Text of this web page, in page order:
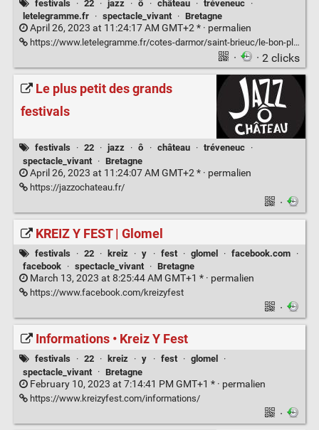
festivals · 22 · jazz · ô · château · tréveneuc
·
letelegramme.fr
· spectacle_vivant · Bretagne
April 26, 2023 at 11:24:17 AM GMT+2 * · permalien
https://www.letelegramme.fr/cotes-darmor/saint-brieuc/le-bon-plan-la-grosse-affiche-de-jazz-o-chateau-vendredi-28-et-samedi-29-avril-a-treveneuc-26-04-2023-13325656.php
· · 2 clicks
Le plus petit des grands
festivals
festivals · 22 · jazz · ô · château · tréveneuc
·
spectacle_vivant
· Bretagne
April 26, 2023 at 11:24:07 AM GMT+2 * · permalien
https://jazzochateau.fr/
·
KREIZ Y FEST | Glomel
festivals · 22 · kreiz · y · fest · glomel · facebook.com ·
facebook
· spectacle_vivant · Bretagne
March 13, 2023 at 8:25:44 AM GMT+1 * · permalien
https://www.facebook.com/kreizyfest
·
Informations • Kreiz Y Fest
festivals · 22 · kreiz · y · fest · glomel
·
spectacle_vivant
· Bretagne
February 10, 2023 at 7:14:41 PM GMT+1 * · permalien
https://www.kreizyfest.com/informations/
·